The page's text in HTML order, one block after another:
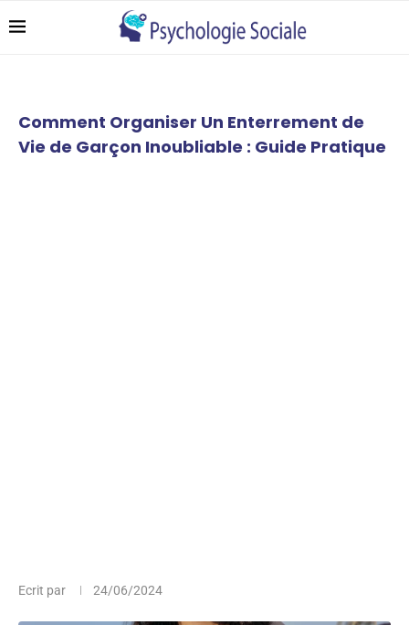
Comment Organiser Un Enterrement de
Vie de Garçon Inoubliable : Guide Pratique
Ecrit par 24/06/2024